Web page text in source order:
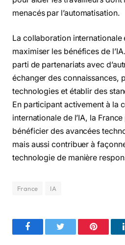
menacés par l’automatisation.
La collaboration internationale
maximiser les bénéfices de
parti de partenariats avec
échanger des connaissances,
technologies et établir des
En participant activement à la
internationale de l’IA, la
bénéficier des avancées
mais aussi contribuer à
technologie de manière
France IA
FacebookTwitter Pinterest